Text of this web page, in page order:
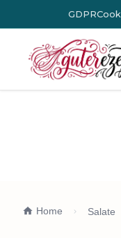
GDPR
Home Salate